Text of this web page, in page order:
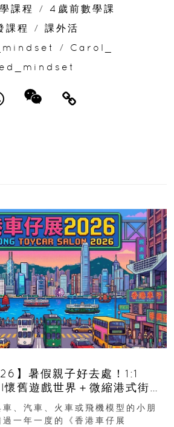
課程 /
4歲前數學課
課程 /
課外活
/
Carol_
】暑假親子好去處！1:1
舊遊戲世界＋微縮港式街景
家庭必去！
、汽車、火車或飛機模型的小朋
一年一度的《香港車仔展